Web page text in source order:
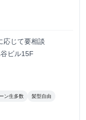
じて要相談
ビル15F
ン生多数 髪型自由